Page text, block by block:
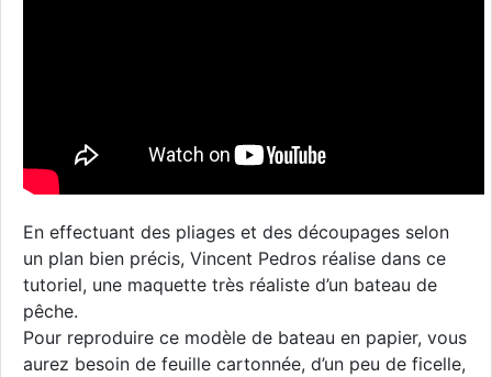
En effectuant des pliages et des découpages selon
un plan bien précis, Vincent Pedros réalise dans ce
tutoriel, une maquette très réaliste d’un bateau de
pêche.
Pour reproduire ce modèle de bateau en papier, vous
aurez besoin de feuille cartonnée, d’un peu de ficelle,